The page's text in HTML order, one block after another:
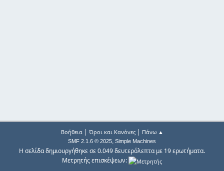
Βοήθεια| Όροι και Κανόνες| Πάνω ▲
SMF 2.1.6 © 2025, Simple Machines
Η σελίδα δημιουργήθηκε σε 0.049 δευτερόλεπτα με 19 ερωτήματα.
Μετρητής επισκέψεων: